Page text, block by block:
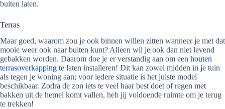
buiten laten.
Terras
Maar goed, waarom zou je ook binnen willen zitten wanneer je met dat
mooie weer ook naar buiten kunt? Alleen wil je ook dan niet levend
gebakken worden. Daarom doe je er verstandig aan om een houten
terrasoverkapping te laten installeren! Dit kan zowel midden in je tuin
als tegen je woning aan; voor iedere situatie is het juiste model
beschikbaar. Zodra de zon iets te veel haar best doet of regen met
bakken uit de hemel komt vallen, heb jij voldoende ruimte om je terug
te trekken!